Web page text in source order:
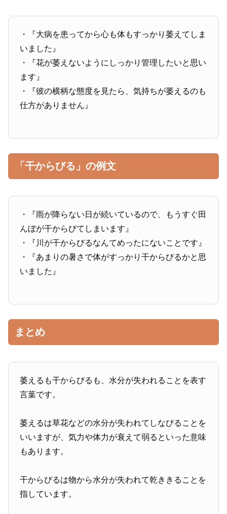
・『大病を患ってから心も体もすっかり萎えてしま
いました』
・『花が萎えないようにしっかり管理したいと思い
ます』
・『彼の横柄な態度を見たら、気持ちが萎えるのも
仕方がありません』
「干からびる」の例文
・『雨が降らない日が続いているので、もうすぐ田
んぼが干からびてしまいます』
・『川が干からびるなんてめったにないことです』
・『あまりの暑さで体がすっかり干からびるかと思
いました』
まとめ
萎えるも干からびるも、水分が失われることを表す
言葉です。
萎えるは草花などの水分が失われてしなびることを
いいますが、気力や体力が衰えて弱るといった意味
もあります。
干からびるは物から水分が失われて乾ききることを
指しています。